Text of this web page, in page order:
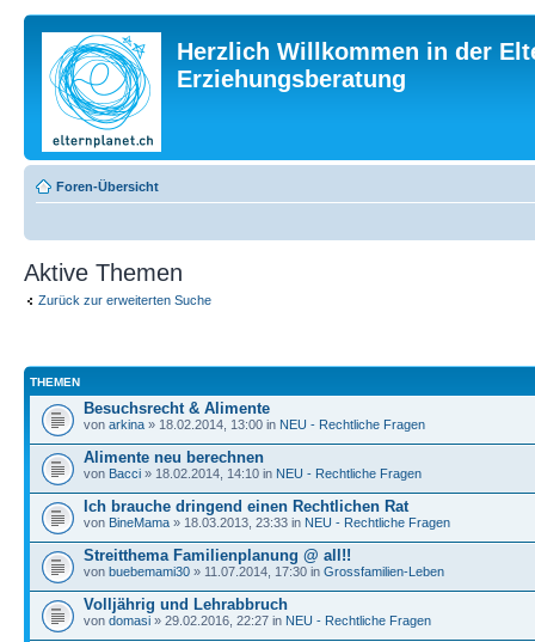
Herzlich Willkommen in der
Erziehungsberatung
Foren-Übersicht
Aktive Themen
Zurück zur erweiterten Suche
THEMEN
Besuchsrecht & Alimente
von arkina » 18.02.2014, 13:00 in NEU - Rechtliche Fragen
Alimente neu berechnen
von Bacci » 18.02.2014, 14:10 in NEU - Rechtliche Fragen
Ich brauche dringend einen Rechtlichen Rat
von BineMama » 18.03.2013, 23:33 in NEU - Rechtliche Fragen
Streitthema Familienplanung @ all!!
von buebemami30 » 11.07.2014, 17:30 in Grossfamilien-Leben
Volljährig und Lehrabbruch
von domasi » 29.02.2016, 22:27 in NEU - Rechtliche Fragen